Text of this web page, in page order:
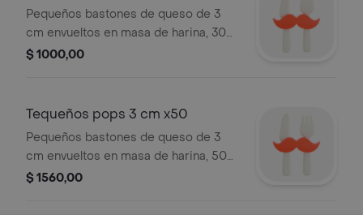
Pequeños bastones de queso de 3
cm envueltos en masa de harina, 30
pzas.
$ 1000,00
Tequeños pops 3 cm x50
Pequeños bastones de queso de 3
cm envueltos en masa de harina, 50
pzas.
$ 1560,00